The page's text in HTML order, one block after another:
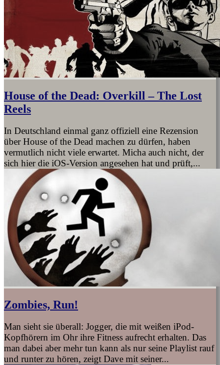
House of the Dead: Overkill – The Lost
Reels
In Deutschland einmal ganz offiziell eine Rezension
über House of the Dead machen zu dürfen, haben
vermutlich nicht viele erwartet. Micha auch nicht, der
sich hier die iOS-Version angesehen hat und prüft,...
Zombies, Run!
Man sieht sie überall: Jogger, die mit weißen iPod-
Kopfhörern im Ohr ihre Fitness aufrecht erhalten. Das
man dabei aber mehr tun kann als nur seine Playlist rauf
und runter zu hören, zeigt Dave mit seiner...